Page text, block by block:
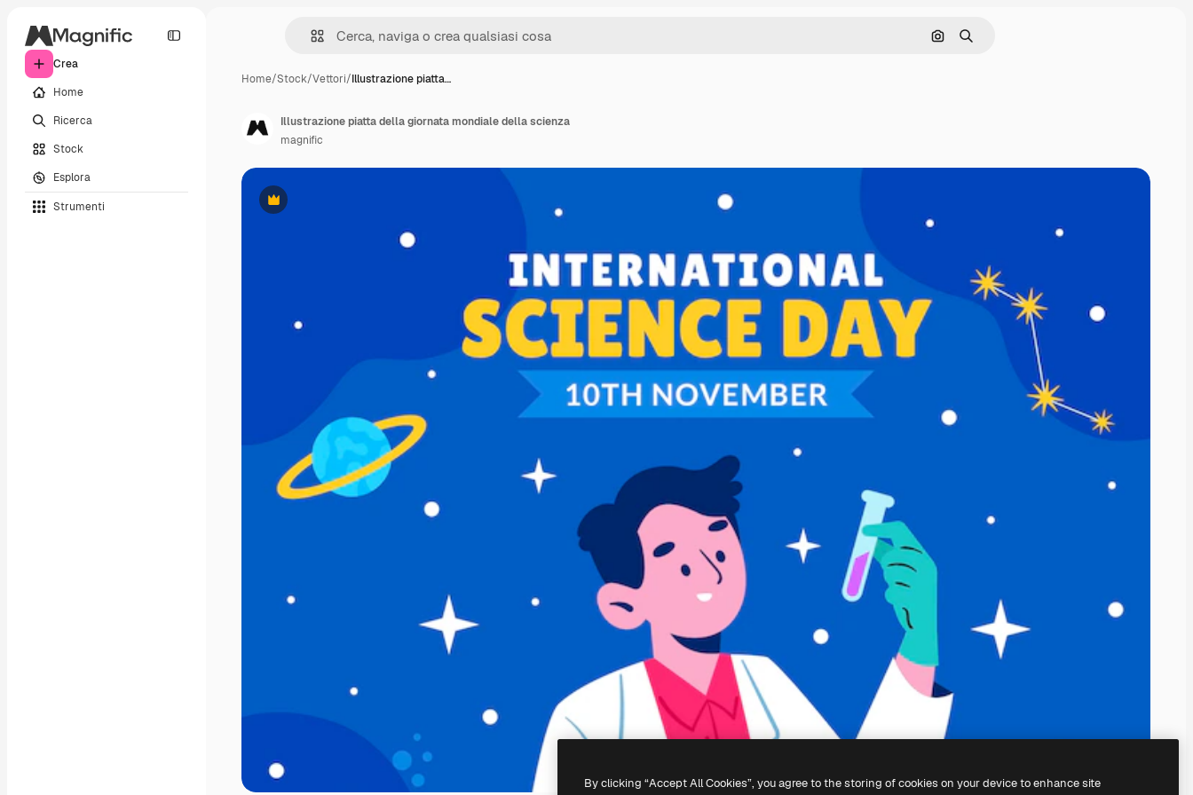
Crea
Home
Ricerca
Stock
Esplora
Strumenti
Cerca per immagine
Ricerca
Home/Stock/Vettori/Illustrazione piatta…
Premium
Illustrazione piatta della giornata mondiale della scienza
magnific
By clicking “Accept All Cookies”, you agree to the storing of cookies on your device to enhance site